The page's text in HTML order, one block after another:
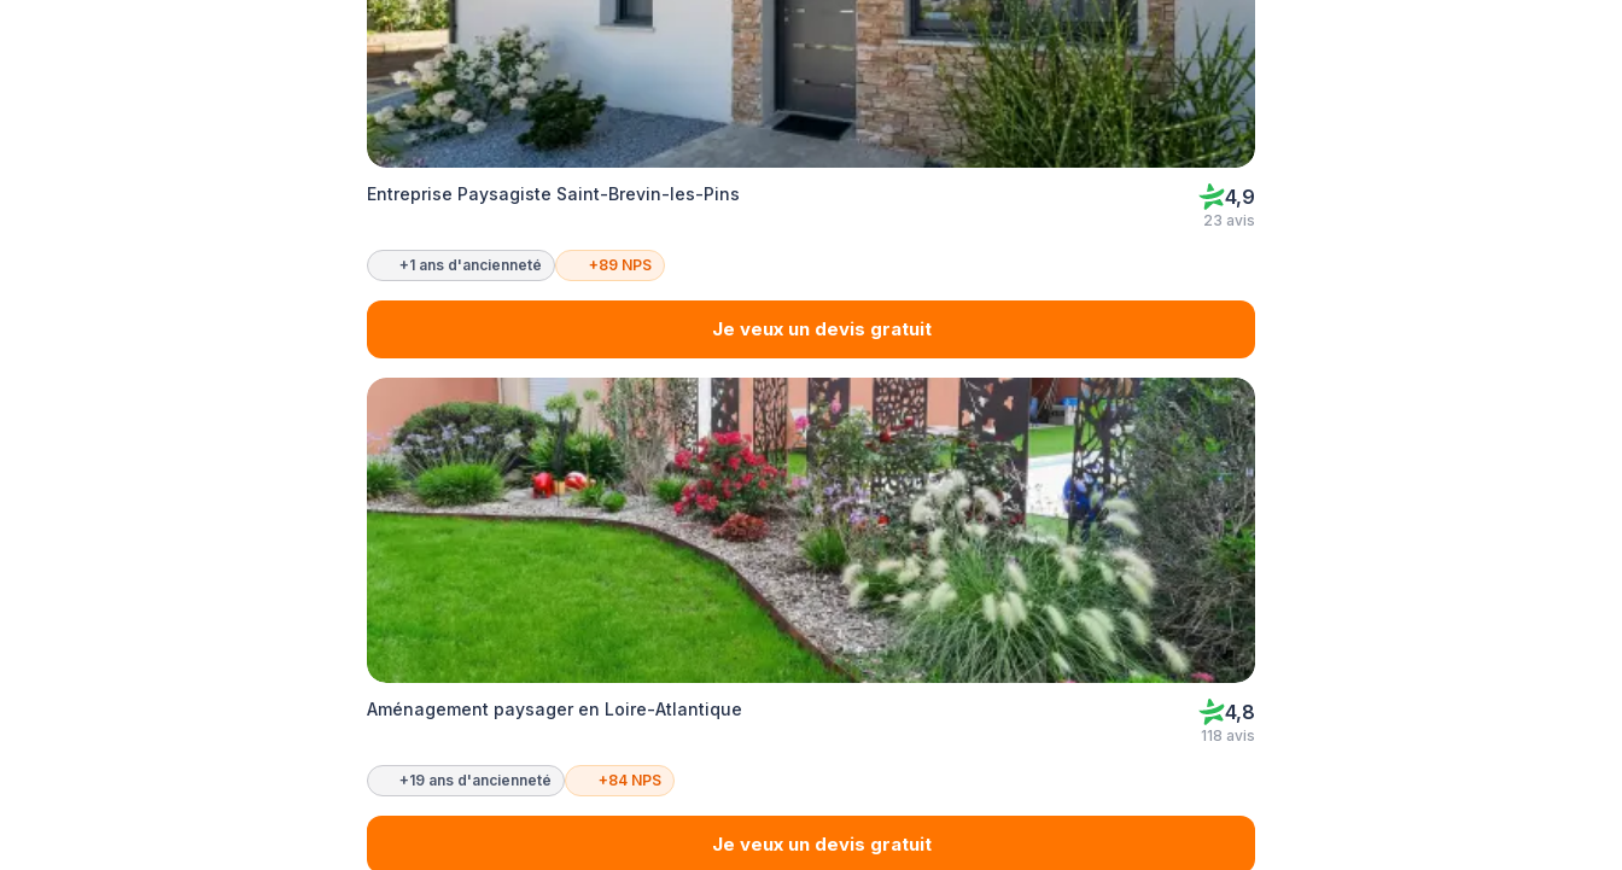
Entreprise Paysagiste Saint-Brevin-les-Pins 4,9
23 avis
+1 ans d'ancienneté +89 NPS
Je veux un devis gratuit
Aménagement paysager en Loire-Atlantique 4,8
118 avis
+19 ans d'ancienneté +84 NPS
Je veux un devis gratuit